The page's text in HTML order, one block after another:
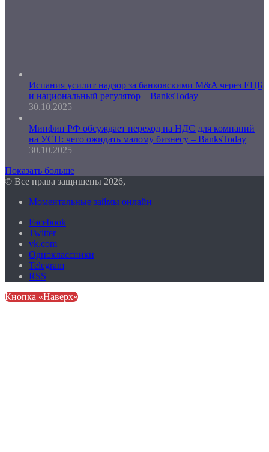
Испания усилит надзор за банковскими M&A через ЕЦБ
и национальный регулятор – BanksToday
30.10.2025
Минфин РФ обсуждает переход на НДС для компаний
на УСН: чего ожидать малому бизнесу – BanksToday
30.10.2025
Показать больше
© Все права защищены 2026, |
Моментальные займы онлайн
Facebook
Twitter
vk.com
Одноклассники
Telegram
RSS
Кнопка «Наверх»